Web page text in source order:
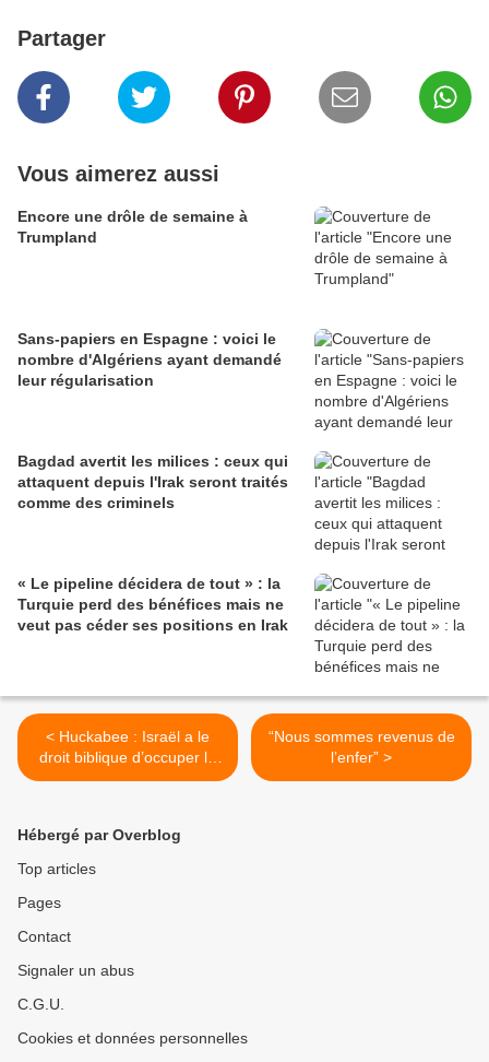
Partager
Vous aimerez aussi
Encore une drôle de semaine à
Trumpland
Sans-papiers en Espagne : voici le
nombre d'Algériens ayant demandé
leur régularisation
Bagdad avertit les milices : ceux qui
attaquent depuis l'Irak seront traités
comme des criminels
« Le pipeline décidera de tout » : la
Turquie perd des bénéfices mais ne
veut pas céder ses positions en Irak
< Huckabee : Israël a le
droit biblique d’occuper le
Moyen-Orient
“Nous sommes revenus de
l’enfer” >
Hébergé par Overblog
Top articles
Pages
Contact
Signaler un abus
C.G.U.
Cookies et données personnelles